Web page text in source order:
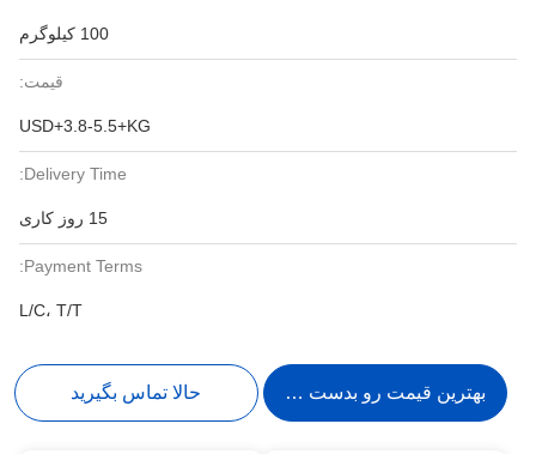
100 کیلوگرم
قیمت:
USD+3.8-5.5+KG
Delivery Time:
15 روز کاری
Payment Terms:
L/C، T/T
بهترین قیمت رو بدست بیار حالا تماس بگیرید